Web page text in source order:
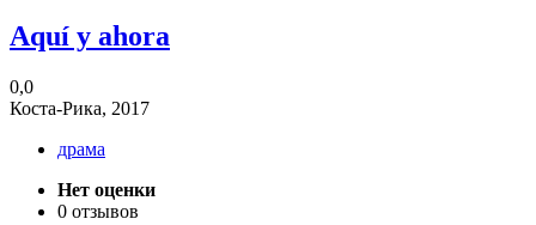
Aquí y ahora
0,0
Коста-Рика, 2017
драма
Нет оценки
0 отзывов